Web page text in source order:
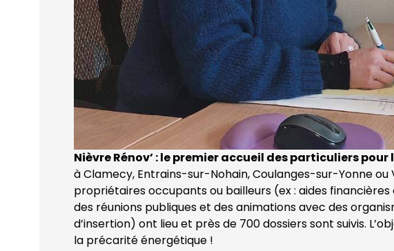
Nièvre Rénov’ : le premier accueil des particuliers
à Clamecy, Entrains-sur-Nohain, Coulanges-sur-Yonne
propriétaires occupants ou bailleurs (ex : aides
des réunions publiques et des animations avec des
d’insertion) ont lieu et près de 700 dossiers sont suivis.
la précarité énergétique !